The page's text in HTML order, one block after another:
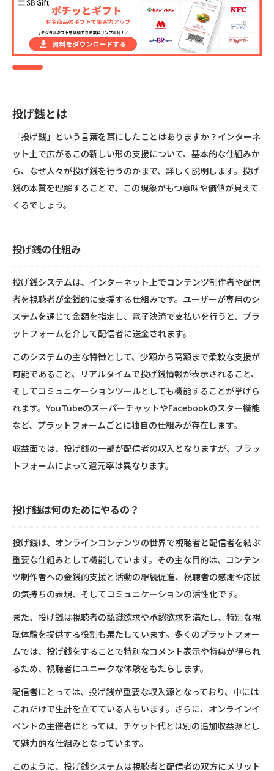
投げ銭とは
「投げ銭」という言葉を耳にしたことはありますか？インターネ
ット上で広がるこの新しい形の支援について、基本的な仕組みか
ら、なぜ人々が投げ銭を行うのかまで、詳しく説明します。投げ
銭の本質を理解することで、この現象がもつ意味や価値が見えて
くるでしょう。
投げ銭の仕組み
投げ銭システムは、インターネット上でコンテンツ制作者や配信
者を視聴者が金銭的に支援する仕組みです。ユーザーが専用のシ
ステムを通じて金額を指定し、電子決済で支払いを行うと、プラ
ットフォームを介して配信者に送金されます。
このシステムの主な特徴として、少額から高額まで柔軟な支援が
可能であること、リアルタイムで投げ銭情報が表示されること、
そしてコミュニケーションツールとしても機能することが挙げら
れます。YouTubeのスーパーチャットやFacebookのスター機能
など、プラットフォームごとに独自の仕組みが存在します。
収益面では、投げ銭の一部が配信者の収入となりますが、プラッ
トフォームによって還元率は異なります。
投げ銭は何のためにやるの？
投げ銭は、オンラインコンテンツの世界で視聴者と配信者を結ぶ
重要な仕組みとして機能しています。その主な目的は、コンテン
ツ制作者への金銭的支援と活動の継続促進、視聴者の感謝や応援
の気持ちの表現、そしてコミュニケーションの活性化です。
また、投げ銭は視聴者の認識欲求や承認欲求を満たし、特別な視
聴体験を提供する役割も果たしています。多くのプラットフォー
ムでは、投げ銭をすることで特別なコメント表示や特典が得られ
るため、視聴者にユニークな体験をもたらします。
配信者にとっては、投げ銭が重要な収入源となっており、中には
これだけで生計を立てている人もいます。さらに、オンラインイ
ベントの主催者にとっては、チケット代とは別の追加収益源とし
て魅力的な仕組みとなっています。
このように、投げ銭システムは視聴者と配信者の双方にメリット